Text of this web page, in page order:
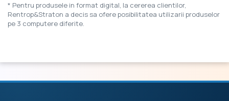
* Pentru produsele in format digital, la cererea clientilor,
Rentrop&Straton a decis sa ofere posibilitatea utilizarii produselor
pe 3 computere diferite.